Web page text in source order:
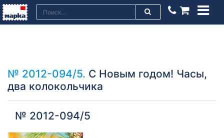
№ 2012-094/5. С Новым годом! Часы,
два колокольчика
№ 2012-094/5